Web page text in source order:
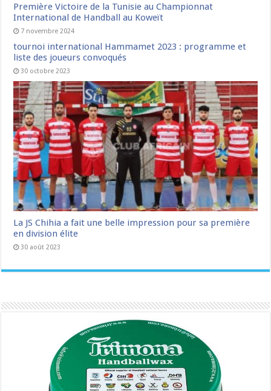
Première Victoire de la Tunisie au Championnat
International de Handball au Koweït
7 novembre 2024
tournoi international Hammamet 2023 : programme et
liste des joueurs convoqués
30 octobre 2023
La JS Chihia a fait une belle impression pour sa première
en division élite
30 août 2023